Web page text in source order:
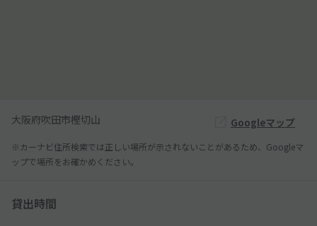
大阪府吹田市樫切山 Googleマップ
※カーナビ住所検索では正しい場所が示されないことがあるため、Googleマ
ップで場所をお確かめください。
貸出時間